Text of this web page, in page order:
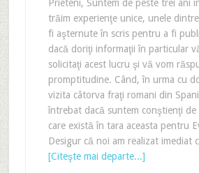
Prieteni, Suntem de peste trei ani
trăim experienţe unice, unele
fi aşternute în scris pentru a fi
dacă doriţi informaţii în particular
solicitaţi acest lucru şi vă vom
promptitudine. Când, în urma cu
vizita câtorva fraţi romani din
întrebat dacă suntem conştienţi de
care există în tara aceasta pentru
Desigur că noi am realizat imediat
[Citeşte mai departe...]